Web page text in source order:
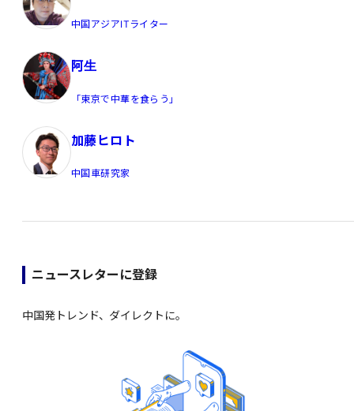
中国アジアITライター
阿生
「東京で中華を食らう」
加藤ヒロト
中国車研究家
ニュースレターに登録
中国発トレンド、ダイレクトに。